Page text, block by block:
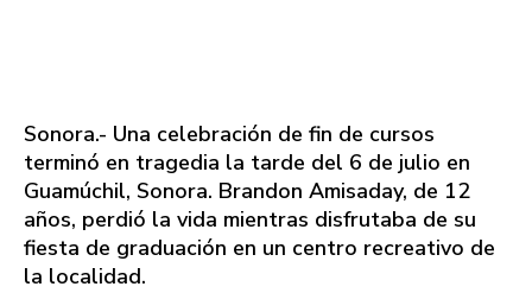
Sonora.- Una celebración de fin de cursos
terminó en tragedia la tarde del 6 de julio en
Guamúchil, Sonora. Brandon Amisaday, de 12
años, perdió la vida mientras disfrutaba de su
fiesta de graduación en un centro recreativo de
la localidad.